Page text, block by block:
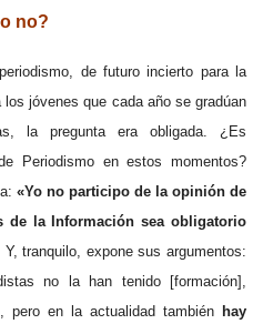
no?
de futuro incierto para la
jóvenes que cada año se gradúan
la pregunta era obligada. ¿Es
Periodismo en estos momentos?
«Yo no participo de la opinión de
de la Información sea obligatorio
Y, tranquilo, expone sus argumentos:
no la han tenido [formación],
pero en la actualidad también hay